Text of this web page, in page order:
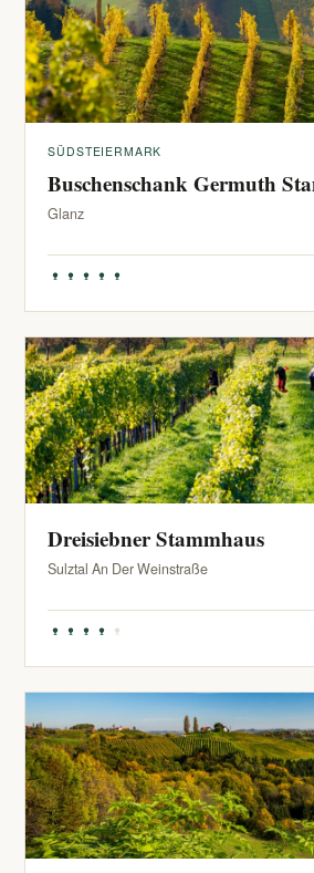
SÜDSTEIERMARK
Buschenschank Germuth
Glanz
Dreisiebner Stammhaus
Sulztal An Der Weinstraße